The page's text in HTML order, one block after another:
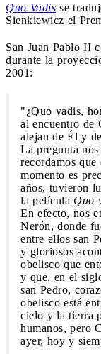
Quo Vadis se
Sienkiewicz el
San Juan Pablo II
durante la
2001:
"¿Quo vadis,
al encuentro de
alejan de Él y
La pregunta
recordamos que
momento es
años, tuvieron
la película Quo
En efecto, nos
Nerón, donde
entre ellos san
y gloriosos
obelisco que
y que, en el
san Pedro,
obelisco está
cielo y la tierra
humanos, pero
ayer, hoy y